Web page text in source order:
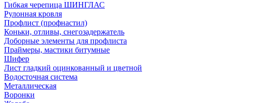
Гибкая черепица ШИНГЛАС
Рулонная кровля
Профлист (профнастил)
Коньки, отливы, снегозадержатель
Доборные элементы для профлиста
Праймеры, мастики битумные
Шифер
Лист гладкий оцинкованный и цветной
Водосточная система
Металлическая
Воронки